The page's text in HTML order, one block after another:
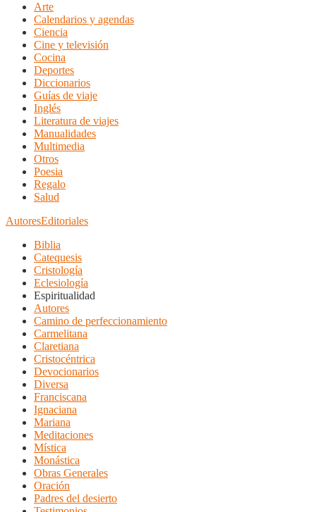
Arte
Calendarios y agendas
Ciencia
Cine y televisión
Cocina
Deportes
Diccionarios
Guías de viaje
Inglés
Literatura de viajes
Manualidades
Multimedia
Otros
Poesia
Regalo
Salud
AutoresEditoriales
Biblia
Catequesis
Cristología
Eclesiología
Espiritualidad
Autores
Camino de perfeccionamiento
Carmelitana
Claretiana
Cristocéntrica
Devocionarios
Diversa
Franciscana
Ignaciana
Mariana
Meditaciones
Mística
Monástica
Obras Generales
Oración
Padres del desierto